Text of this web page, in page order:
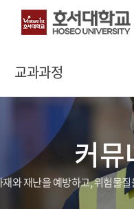
교과과정
교육목표 및 진로
전공역량
대표교과목
교육과정
커뮤
와 재난을 예방하고, 위험물